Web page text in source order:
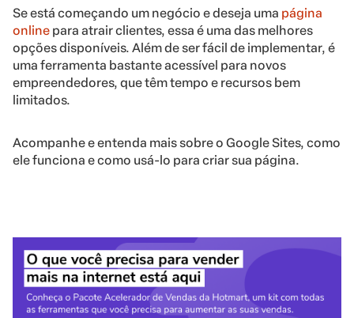
Se está começando um negócio e deseja uma página
online para atrair clientes, essa é uma das melhores
opções disponíveis. Além de ser fácil de implementar, é
uma ferramenta bastante acessível para novos
empreendedores, que têm tempo e recursos bem
limitados.
Acompanhe e entenda mais sobre o Google Sites, como
ele funciona e como usá-lo para criar sua página.